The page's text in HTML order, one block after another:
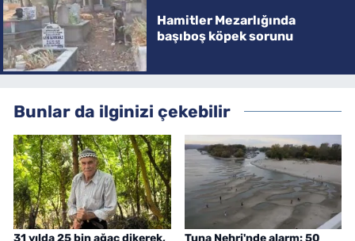
Hamitler Mezarlığında
başıboş köpek sorunu
Bunlar da ilginizi çekebilir